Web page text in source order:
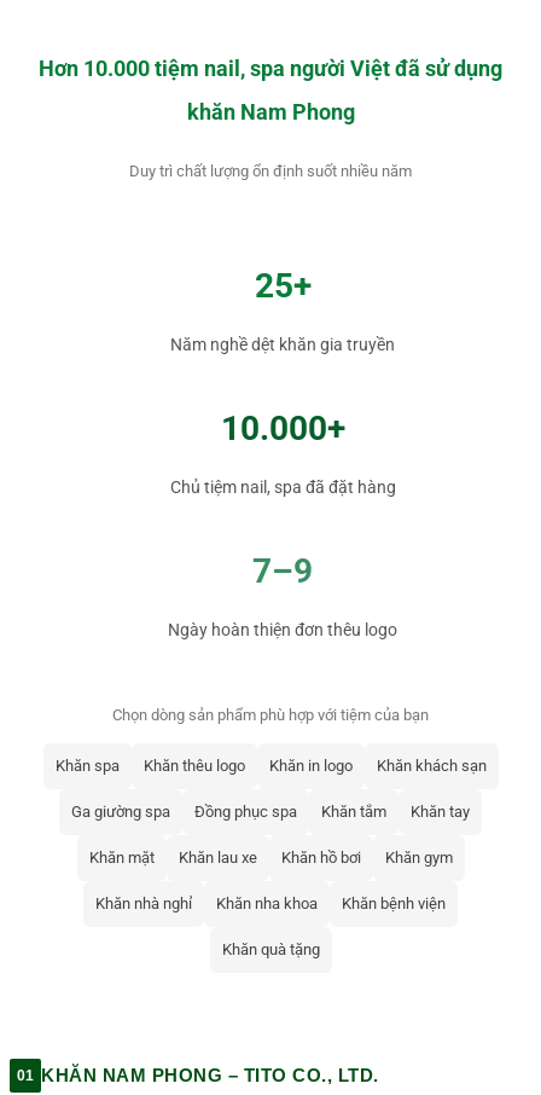
Hơn 10.000 tiệm nail, spa người Việt đã sử dụng
khăn Nam Phong
Duy trì chất lượng ổn định suốt nhiều năm
25+
Năm nghề dệt khăn gia truyền
10.000+
Chủ tiệm nail, spa đã đặt hàng
7–9
Ngày hoàn thiện đơn thêu logo
Chọn dòng sản phẩm phù hợp với tiệm của bạn
Khăn spa Khăn thêu logo Khăn in logo Khăn khách sạn
Ga giường spa Đồng phục spa Khăn tắm Khăn tay
Khăn mặt Khăn lau xe Khăn hồ bơi Khăn gym
Khăn nhà nghỉ Khăn nha khoa Khăn bệnh viện
Khăn quà tặng
01 KHĂN NAM PHONG – TITO CO., LTD.